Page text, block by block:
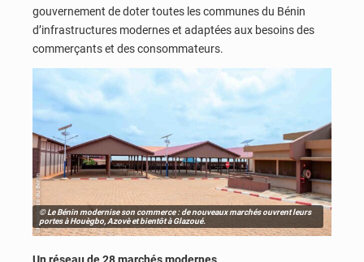
gouvernement de doter toutes les communes du Bénin
d’infrastructures modernes et adaptées aux besoins des
commerçants et des consommateurs.
© Le Bénin modernise son commerce : de nouveaux marchés ouvrent leurs
portes à Houègbo, Azovè et bientôt à Glazoué.